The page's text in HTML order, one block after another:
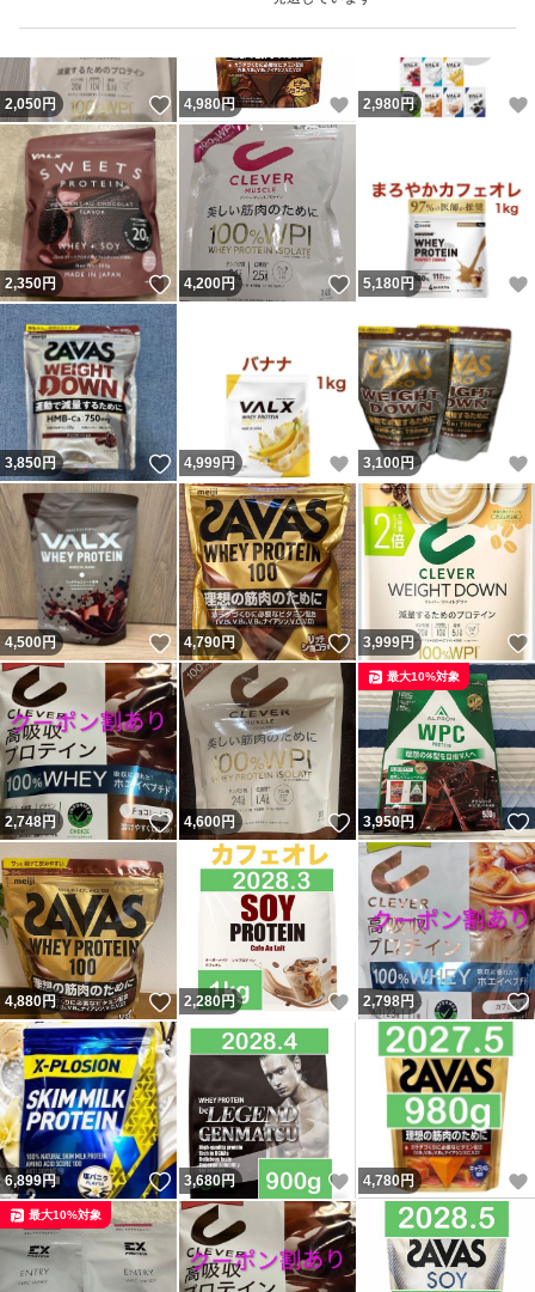
2,050円 いいね！
4,980円 いいね！
2,980 円
2,350円 いいね！
4,200円 いいね！
5,180 円
3,850円 いいね！
4,999円 いいね！
3,100円
4,500円 いいね！
4,790円 いいね！
3,999円
2,748円 いいね！
4,600円 いいね！
3,950円
最大10%対象
4,880円 いいね！
2,280円 いいね！
2,798円
6,899円 いいね！
3,680円 いいね！
4,780円
最大10%対象